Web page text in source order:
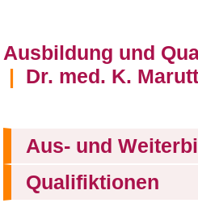
Ausbildung und
| Dr. med. K.
Aus- und
Qualifiktionen